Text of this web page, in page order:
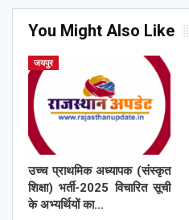
You Might Also Like
जयपुर
उच्च प्राथमिक अध्यापक (संस्कृत
शिक्षा) भर्ती-2025 विचारित सूची
के अभ्यर्थियों का…